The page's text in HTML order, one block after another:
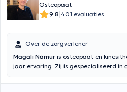
Osteopaat
9.8|401 evaluaties
Over de zorgverlener
Magali Namur is osteopaat en
jaar ervaring. Zij is gespecialiseerd in
haar verschillende diploma's en